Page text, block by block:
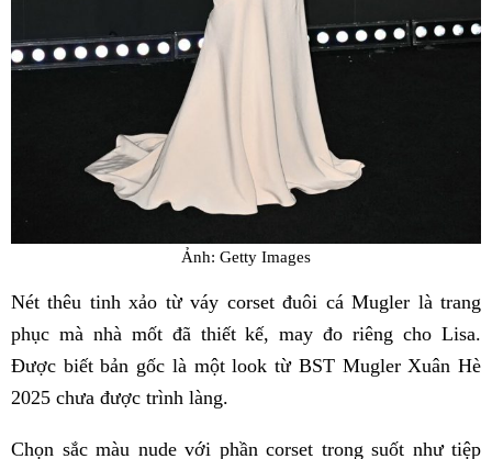
Ảnh: Getty Images
Nét thêu tinh xảo từ váy corset đuôi cá Mugler là trang
phục mà nhà mốt đã thiết kế, may đo riêng cho Lisa.
Được biết bản gốc là một look từ BST Mugler Xuân Hè
2025 chưa được trình làng.
Chọn sắc màu nude với phần corset trong suốt như tiệp